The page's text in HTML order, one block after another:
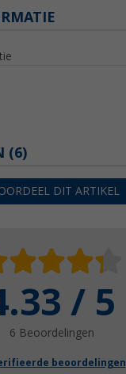
(6)
DIT ARTIKEL
/ 5
6 Beoordelingen
beoordelingen